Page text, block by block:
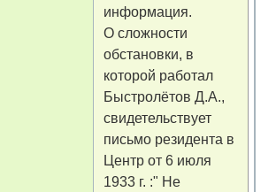
информация.
О сложности
обстановки, в
которой работал
Быстролётов Д.А.,
свидетельствует
письмо резидента в
Центр от 6 июля
1933 г. :" Не